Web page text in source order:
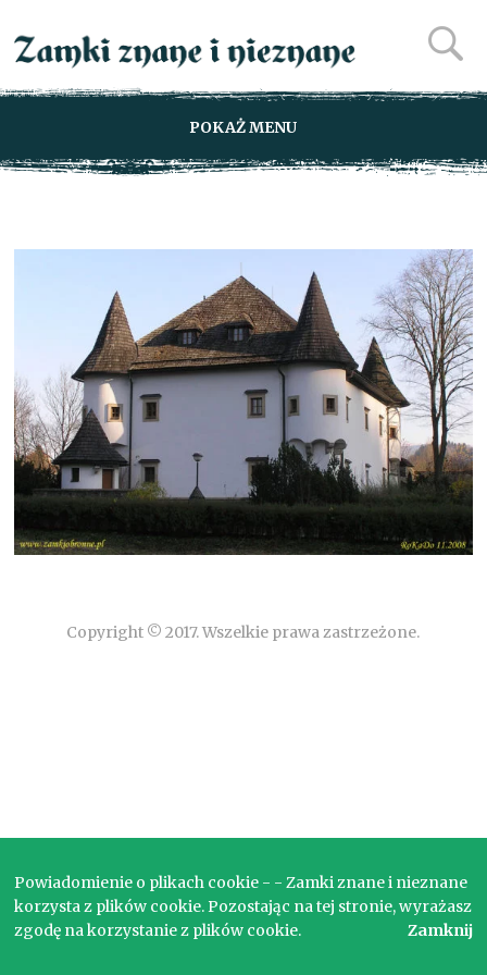
POKAŻ MENU
Copyright © 2017. Wszelkie prawa zastrzeżone.
Powiadomienie o plikach cookie - - Zamki znane i nieznane
korzysta z plików cookie. Pozostając na tej stronie, wyrażasz
zgodę na korzystanie z plików cookie.
Zamknij